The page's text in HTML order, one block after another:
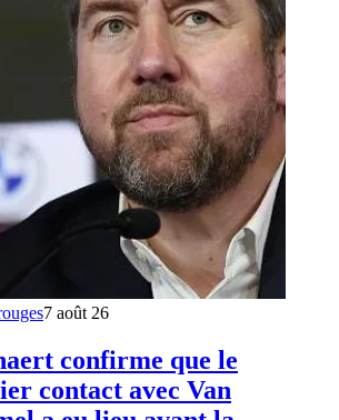
7 août 26
confirme que le
contact avec Van